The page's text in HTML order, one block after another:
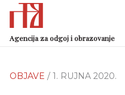
Agencija za odgoj i obrazovanje
OBJAVE / 1. RUJNA 2020.